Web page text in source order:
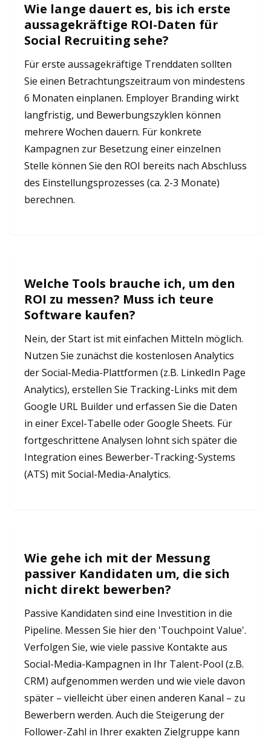
Wie lange dauert es, bis ich erste
aussagekräftige ROI-Daten für
Social Recruiting sehe?
Für erste aussagekräftige Trenddaten sollten
Sie einen Betrachtungszeitraum von mindestens
6 Monaten einplanen. Employer Branding wirkt
langfristig, und Bewerbungszyklen können
mehrere Wochen dauern. Für konkrete
Kampagnen zur Besetzung einer einzelnen
Stelle können Sie den ROI bereits nach Abschluss
des Einstellungsprozesses (ca. 2-3 Monate)
berechnen.
Welche Tools brauche ich, um den
ROI zu messen? Muss ich teure
Software kaufen?
Nein, der Start ist mit einfachen Mitteln möglich.
Nutzen Sie zunächst die kostenlosen Analytics
der Social-Media-Plattformen (z.B. LinkedIn Page
Analytics), erstellen Sie Tracking-Links mit dem
Google URL Builder und erfassen Sie die Daten
in einer Excel-Tabelle oder Google Sheets. Für
fortgeschrittene Analysen lohnt sich später die
Integration eines Bewerber-Tracking-Systems
(ATS) mit Social-Media-Analytics.
Wie gehe ich mit der Messung
passiver Kandidaten um, die sich
nicht direkt bewerben?
Passive Kandidaten sind eine Investition in die
Pipeline. Messen Sie hier den 'Touchpoint Value'.
Verfolgen Sie, wie viele passive Kontakte aus
Social-Media-Kampagnen in Ihr Talent-Pool (z.B.
CRM) aufgenommen werden und wie viele davon
später – vielleicht über einen anderen Kanal – zu
Bewerbern werden. Auch die Steigerung der
Follower-Zahl in Ihrer exakten Zielgruppe kann